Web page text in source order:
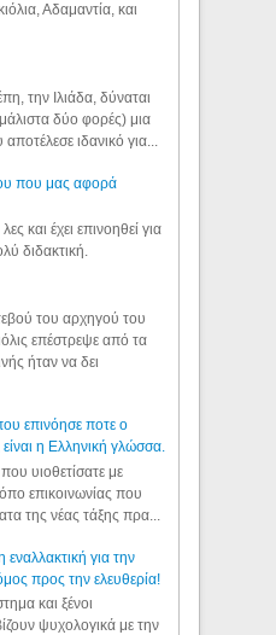
Αδαμαντία, και
την Ιλιάδα, δύναται
μάλιστα δύο φορές) μια
ιδανικό για...
που μας αφορά
και έχει επινοηθεί για
διδακτική.
του αρχηγού του
επέστρεψε από τα
ήταν να δει
επινόησε ποτε ο
η Ελληνική γλώσσα.
υιοθετίσατε με
επικοινωνίας που
της νέας τάξης πρα...
για την
προς την ελευθερία!
και ξένοι
ψυχολογικά με την